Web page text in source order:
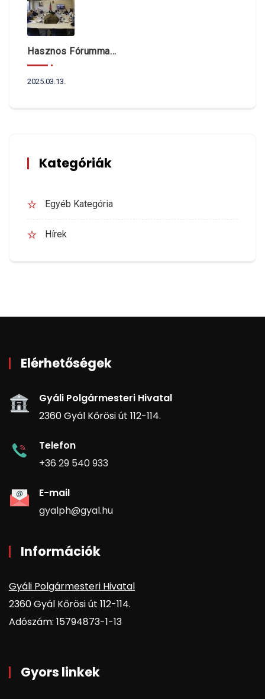
Hasznos Fórummal Indult Az Év
2025.03.13.
Kategóriák
Egyéb Kategória
Hírek
Elérhetőségek
Gyáli Polgármesteri Hivatal
2360 Gyál Kőrösi út 112-114.
Telefon
+36 29 540 933
E-mail
gyalph@gyal.hu
Információk
Gyáli Polgármesteri Hivatal
2360 Gyál Kőrösi út 112-114.
Adószám: 15794873-1-13
Gyors linkek